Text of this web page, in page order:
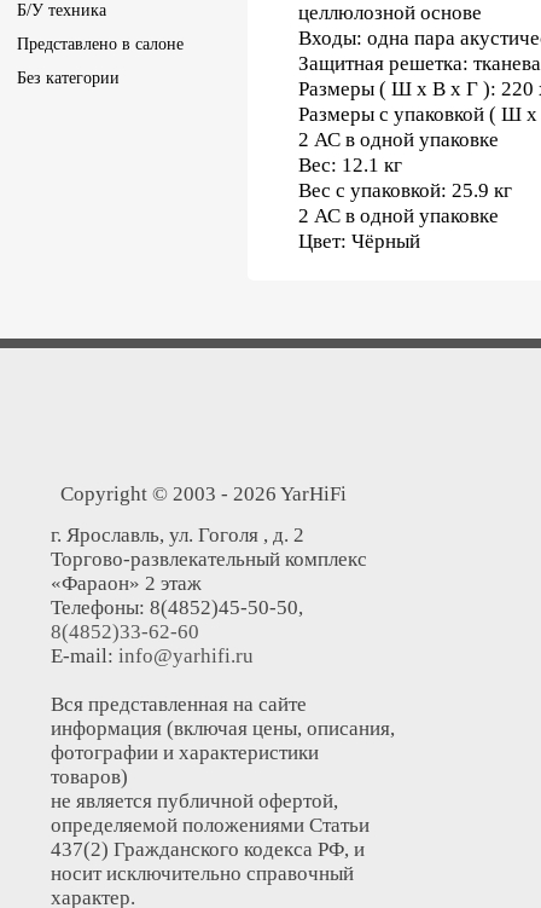
Б/У техника
Представлено в салоне
Без категории
целлюлозной основе
Входы: одна пара
Защитная решетка:
Размеры ( Ш x В x Г ): 220
Размеры с упаковкой ( Ш
2 АС в одной упаковке
Вес: 12.1 кг
Вес с упаковкой: 25.9 кг
2 АС в одной упаковке
Цвет: Чёрный
Copyright © 2003 - 2026 YarHiFi
г. Ярославль, ул. Гоголя , д. 2
Торгово-развлекательный комплекс
«Фараон» 2 этаж
Телефоны: 8(4852)45-50-50,
8(4852)33-62-60
E-mail: info@yarhifi.ru
Вся представленная на сайте
информация (включая цены, описания,
фотографии и характеристики
товаров)
не является публичной офертой,
определяемой положениями Статьи
437(2) Гражданского кодекса РФ, и
носит исключительно справочный
характер.